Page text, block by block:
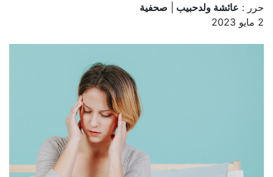
حرر : عائشة ولدحبيب
صحفية
2 مايو 2023